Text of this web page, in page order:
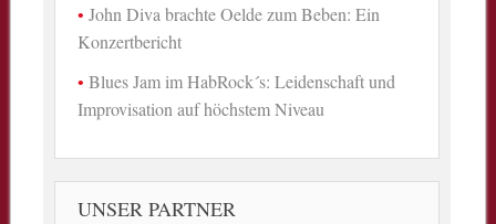
John Diva brachte Oelde zum Beben: Ein
Konzertbericht
Blues Jam im HabRock´s: Leidenschaft und
Improvisation auf höchstem Niveau
UNSER PARTNER